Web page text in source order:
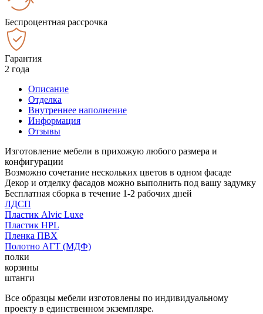
Беспроцентная рассрочка
Гарантия
2 года
Описание
Отделка
Внутреннее наполнение
Информация
Отзывы
Изготовление мебели в прихожую любого размера и
конфигурации
Возможно сочетание нескольких цветов в одном фасаде
Декор и отделку фасадов можно выполнить под вашу задумку
Бесплатная сборка в течение 1-2 рабочих дней
ЛДСП
Пластик Alvic Luxe
Пластик HPL
Пленка ПВХ
Полотно АГТ (МДФ)
полки
корзины
штанги
Все образцы мебели изготовлены по индивидуальному
проекту в единственном экземпляре.